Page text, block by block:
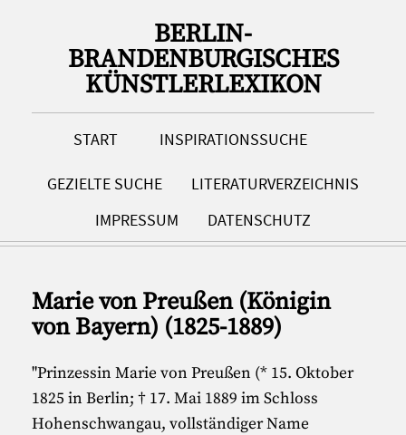
BERLIN-
BRANDENBURGISCHES
KÜNSTLERLEXIKON
START INSPIRATIONSSUCHE
GEZIELTE SUCHE
LITERATURVERZEICHNIS
IMPRESSUM
DATENSCHUTZ
Marie von Preußen (Königin
von Bayern) (1825-1889)
"Prinzessin Marie von Preußen (* 15. Oktober
1825 in Berlin; † 17. Mai 1889 im Schloss
Hohenschwangau, vollständiger Name